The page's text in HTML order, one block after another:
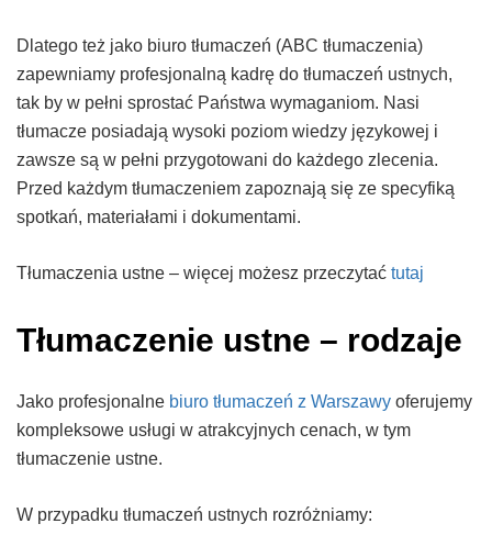
Dlatego też jako biuro tłumaczeń (ABC tłumaczenia)
zapewniamy profesjonalną kadrę do tłumaczeń ustnych,
tak by w pełni sprostać Państwa wymaganiom. Nasi
tłumacze posiadają wysoki poziom wiedzy językowej i
zawsze są w pełni przygotowani do każdego zlecenia.
Przed każdym tłumaczeniem zapoznają się ze specyfiką
spotkań, materiałami i dokumentami.
Tłumaczenia ustne – więcej możesz przeczytać tutaj
Tłumaczenie ustne – rodzaje
Jako profesjonalne biuro tłumaczeń z Warszawy oferujemy
kompleksowe usługi w atrakcyjnych cenach, w tym
tłumaczenie ustne.
W przypadku tłumaczeń ustnych rozróżniamy: